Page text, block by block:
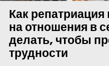
Как
на отношения в
делать, чтобы
трудности